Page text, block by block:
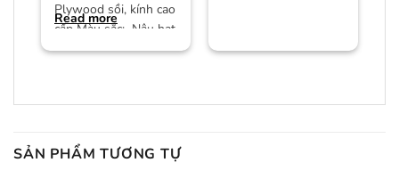
Plywood sồi, kính cao
cấp Màu sắc: Nâu hạt
dẻ/màu trần Bảo
Read more
SẢN PHẨM TƯƠNG TỰ